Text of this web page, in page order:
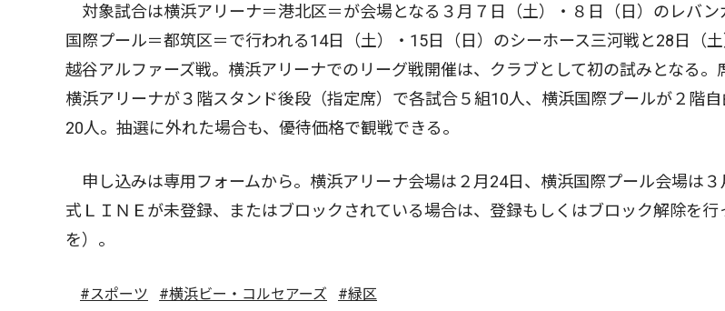
対象試合は横浜アリーナ＝港北区＝が会場となる３月７日（土）・８日（日）のレバン
国際プール＝都筑区＝で行われる14日（土）・15日（日）のシーホース三河戦と28日（
越谷アルファーズ戦。横浜アリーナでのリーグ戦開催は、クラブとして初の試みとなる。
横浜アリーナが３階スタンド後段（指定席）で各試合５組10人、横浜国際プールが２階
20人。抽選に外れた場合も、優待価格で観戦できる。
申し込みは専用フォームから。横浜アリーナ会場は２月24日、横浜国際プール会場は３
式ＬＩＮＥが未登録、またはブロックされている場合は、登録もしくはブロック解除を行
を）。
#スポーツ #横浜ビー・コルセアーズ #緑区